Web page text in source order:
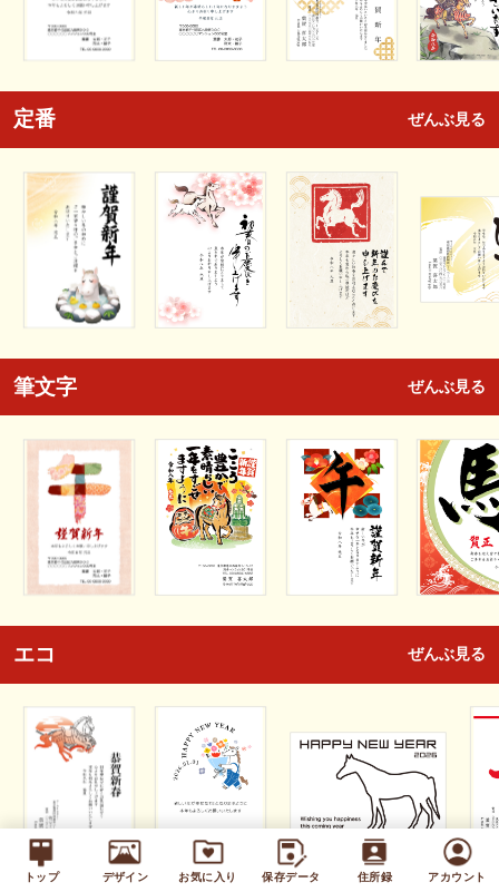
トップ デザイン お気に入り 保存データ 住所録 アカウント
定番 ぜんぶ見る
筆文字 ぜんぶ見る
エコ ぜんぶ見る